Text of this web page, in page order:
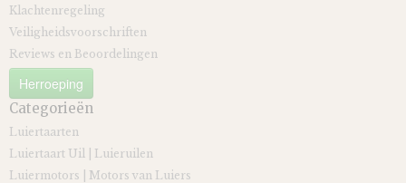
Klachtenregeling
Veiligheidsvoorschriften
Reviews en Beoordelingen
Herroeping
Categorieën
Luiertaarten
Luiertaart Uil | Luieruilen
Luiermotors | Motors van Luiers